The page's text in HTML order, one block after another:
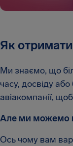
Як
Ми знаємо, що
часу, досвіду
авіакомпанії,
Але ми можемо
Ось чому вам